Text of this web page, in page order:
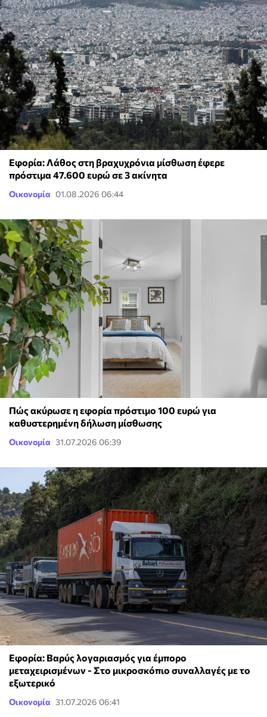
Εφορία: Λάθος στη βραχυχρόνια μίσθωση έφερε
πρόστιμα 47.600 ευρώ σε 3 ακίνητα
Οικονομία 01.08.2026 06:44
Πώς ακύρωσε η εφορία πρόστιμο 100 ευρώ για
καθυστερημένη δήλωση μίσθωσης
Οικονομία 31.07.2026 06:39
Εφορία: Βαρύς λογαριασμός για έμπορο
μεταχειρισμένων - Στο μικροσκόπιο συναλλαγές με το
εξωτερικό
Οικονομία 31.07.2026 06:41